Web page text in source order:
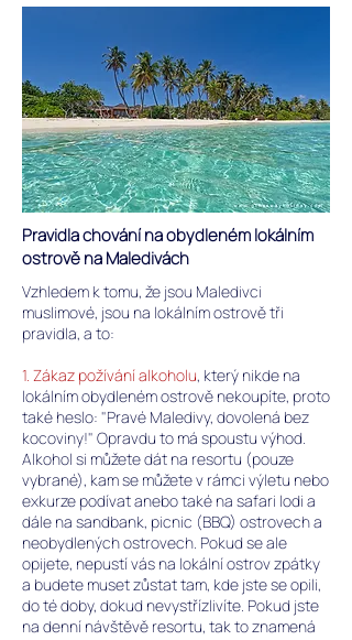
Pravidla chování na obydleném lokálním
ostrově na Maledivách
Vzhledem k tomu, že jsou Maledivci
muslimové, jsou na lokálním ostrově tři
pravidla, a to:
1. Zákaz požívání alkoholu, který nikde na
lokálním obydleném ostrově nekoupíte, proto
také heslo: "Pravé Maledivy, dovolená bez
kocoviny!" Opravdu to má spoustu výhod.
Alkohol si můžete dát na resortu (pouze
vybrané), kam se můžete v rámci výletu nebo
exkurze podívat anebo také na safari lodi a
dále na sandbank, picnic (BBQ) ostrovech a
neobydlených ostrovech. Pokud se ale
opijete, nepustí vás na lokální ostrov zpátky
a budete muset zůstat tam, kde jste se opili,
do té doby, dokud nevystřízlivíte. Pokud jste
na denní návštěvě resortu, tak to znamená